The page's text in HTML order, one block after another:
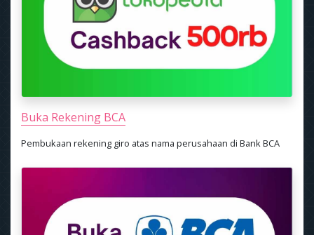
Buka Rekening BCA
Pembukaan rekening giro atas nama perusahaan di Bank BCA